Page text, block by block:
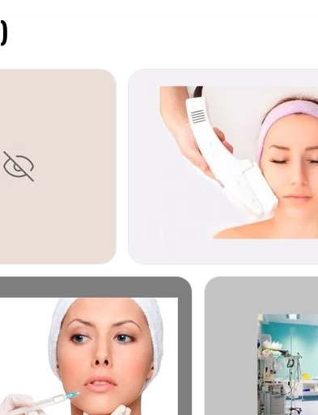
previa a la cirugía, ya que se evalúan la flacidez de la
la cantidad de glándula mamaria, el tamaño del
y la simetría mamaria.
calidad en cada procedimiento, además de
dispuestos a resolver sus
una mejor atención.
de pago: